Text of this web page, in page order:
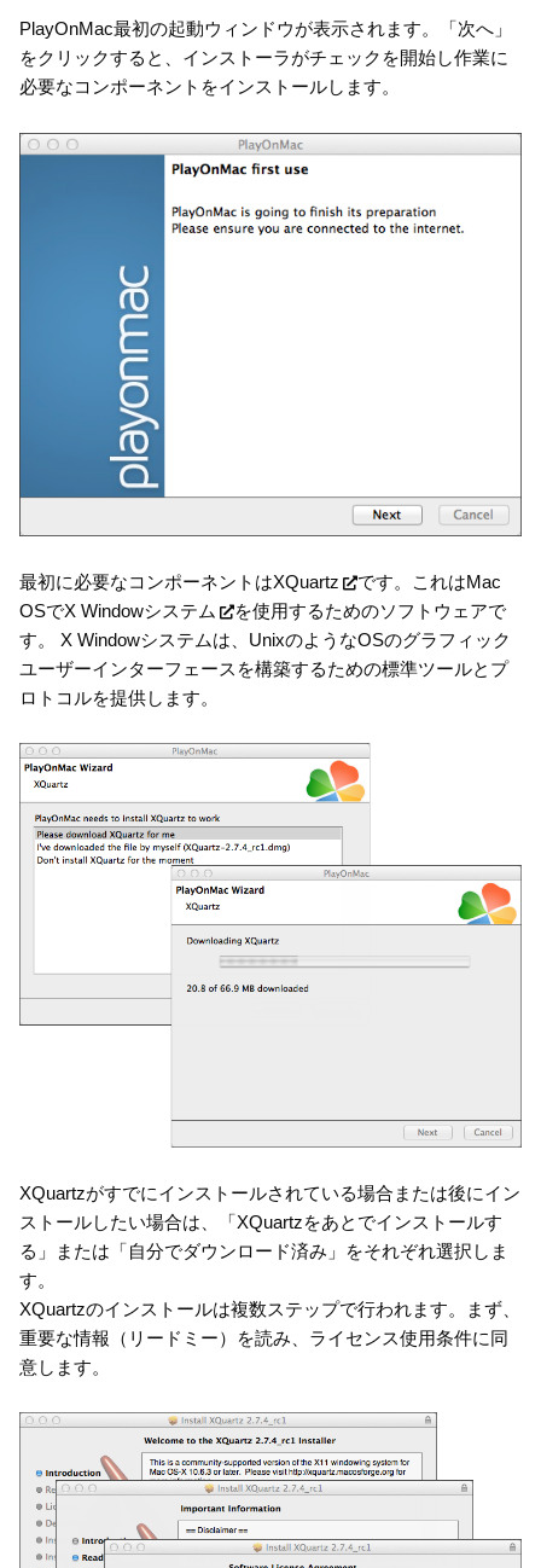
PlayOnMac最初の起動ウィンドウが表示されます。「次へ」
をクリックすると、インストーラがチェックを開始し作業に
必要なコンポーネントをインストールします。
最初に必要なコンポーネントはXQuartz
です。これはMac
OSでX Windowシステム
を使用するためのソフトウェアで
す。 X Windowシステムは、UnixのようなOSのグラフィック
ユーザーインターフェースを構築するための標準ツールとプ
ロトコルを提供します。
XQuartzがすでにインストールされている場合または後にイン
ストールしたい場合は、「XQuartzをあとでインストールす
る」または「自分でダウンロード済み」をそれぞれ選択しま
す。
XQuartzのインストールは複数ステップで行われます。まず、
重要な情報（リードミー）を読み、ライセンス使用条件に同
意します。